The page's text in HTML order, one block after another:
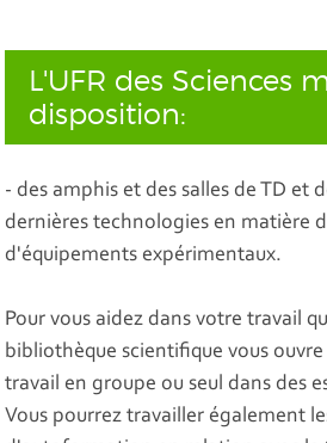
L'UFR des Sciences
disposition:
- des amphis et des salles de TD et
dernières technologies en matière
d'équipements expérimentaux.
Pour vous aidez dans votre travail
bibliothèque scientifique vous
travail en groupe ou seul dans des
Vous pourrez travailler également